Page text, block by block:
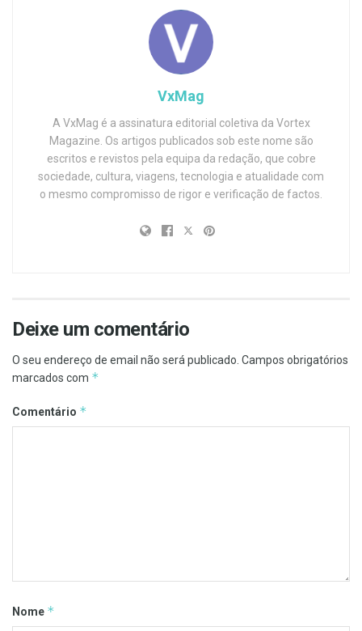
VxMag
A VxMag é a assinatura editorial coletiva da Vortex
Magazine. Os artigos publicados sob este nome são
escritos e revistos pela equipa da redação, que cobre
sociedade, cultura, viagens, tecnologia e atualidade com
o mesmo compromisso de rigor e verificação de factos.
Deixe um comentário
O seu endereço de email não será publicado. Campos obrigatórios
marcados com *
Comentário *
Nome *